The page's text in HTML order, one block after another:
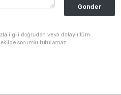
Gonder
ilgili doğrudan veya dolaylı tüm
sorumlu tutulamaz.